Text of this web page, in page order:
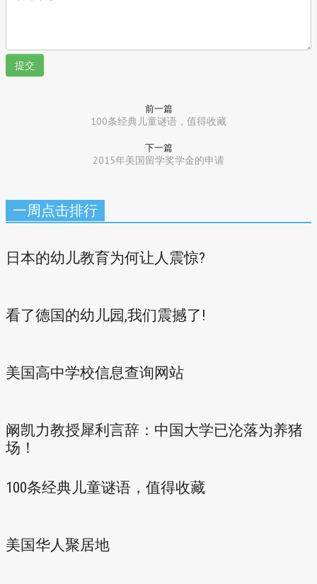
提交
前一篇
100条经典儿童谜语，值得收藏
下一篇
2015年美国留学奖学金的申请
一周点击排行
日本的幼儿教育为何让人震惊?
看了德国的幼儿园,我们震撼了!
美国高中学校信息查询网站
阚凯力教授犀利言辞：中国大学已沦落为养猪
场！
100条经典儿童谜语，值得收藏
美国华人聚居地